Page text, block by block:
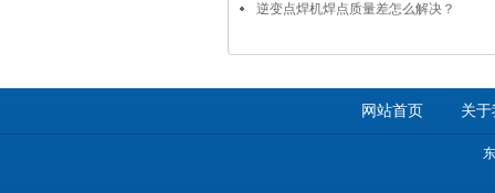
逆变点焊机焊点质量差怎么解决？
网站首页 关